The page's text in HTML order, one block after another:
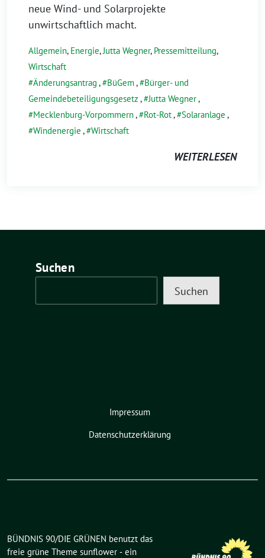
neue Wind- und Solarprojekte
unwirtschaftlich macht.
Allgemein, Energie, Jutta Wegner, Pressemitteilung,
Wirtschaft
Änderungsantrag , BüGem,
Bürger- und
Gemeindebeteiligungsgesetz , Jutta Wegner,
Mecklenburg-Vorpommern, Rot-Rot, Solaranlage ,
Windenergie , Wirtschaft
WEITERLESEN
Suchen
Suchen
Impressum
Datenschutzerklärung
BÜNDNIS 90/DIE GRÜNEN benutzt das
freie grüne Theme sunflower ‐ ein